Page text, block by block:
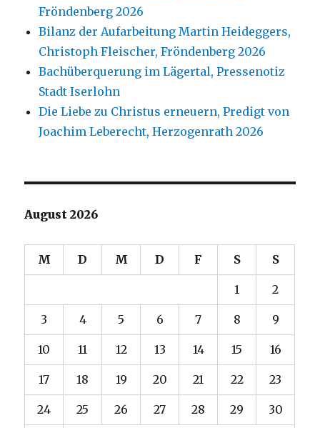
Fröndenberg 2026
Bilanz der Aufarbeitung Martin Heideggers,
Christoph Fleischer, Fröndenberg 2026
Bachüberquerung im Lägertal, Pressenotiz
Stadt Iserlohn
Die Liebe zu Christus erneuern, Predigt von
Joachim Leberecht, Herzogenrath 2026
August 2026
M D M D F S S
1 2
3 4 5 6 7 8 9
10 11 12 13 14 15 16
17 18 19 20 21 22 23
24 25 26 27 28 29 30